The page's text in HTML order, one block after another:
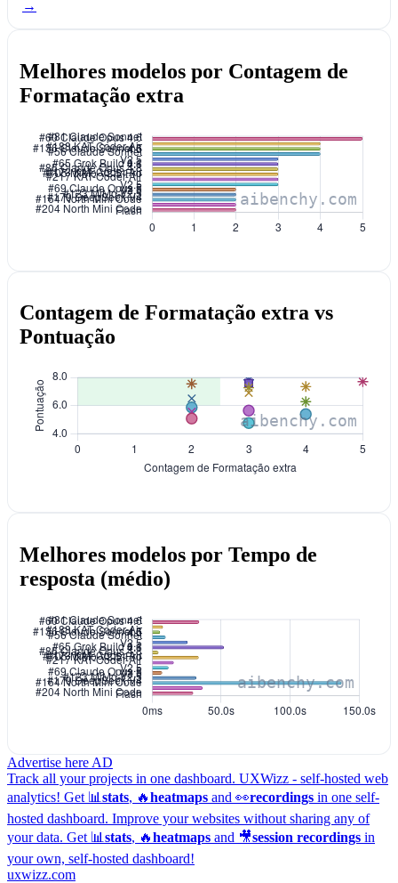
→
Melhores modelos por Contagem de
Formatação extra
Contagem de Formatação extra vs
Pontuação
Melhores modelos por Tempo de
resposta (médio)
Advertise here AD
Track all your projects in one dashboard. UXWizz - self-hosted web
analytics! Get 📊 stats, 🔥heatmaps and 👀recordings in one self-
hosted dashboard. Improve your websites without sharing any of
your data. Get 📊 stats, 🔥heatmaps and 🎥session recordings in
your own, self-hosted dashboard!
uxwizz.com